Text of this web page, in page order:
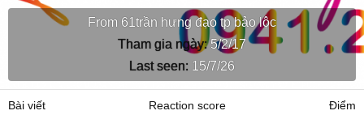
From 61trần hưng đạo tp bảo lộc
Tham gia ngày 5/2/17
Last seen
15/7/26
Bài viết Reaction score Điểm